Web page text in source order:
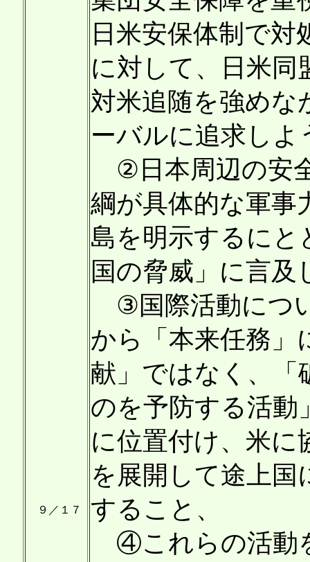
９／１７
日米安保体制で
に対して、日米同
対米追随を強めな
ーバルに追求し
②日本周辺の安
綱が具体的な軍事
島を明示するにと
国の脅威」に言
③国際活動につ
から「本来任務」
献」ではなく、「
のを予防する活動
に位置付け、米に
を展開して途上
すること、
④これらの活動